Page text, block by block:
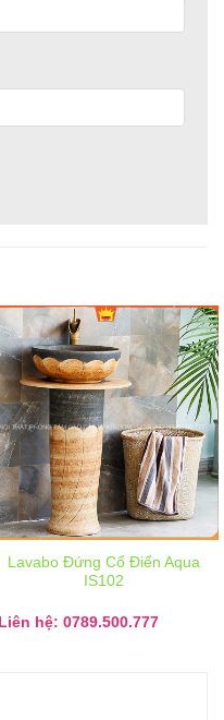
Lavabo Đứng Cổ Điển Aqua
IS102
Liên hệ: 0789.500.777